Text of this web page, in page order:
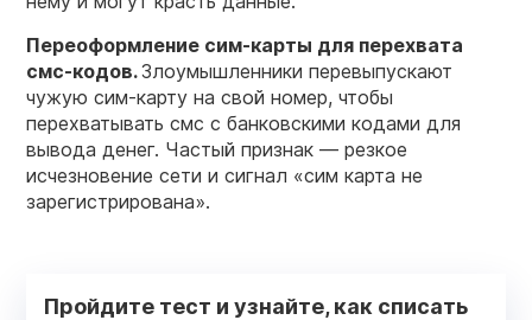
Переоформление сим-карты для перехвата
смс-кодов.Злоумышленники перевыпускают
чужую сим-карту на свой номер, чтобы
перехватывать смс с банковскими кодами для
вывода денег. Частый признак — резкое
исчезновение сети и сигнал «сим карта не
зарегистрирована».
Пройдите тест и узнайте, как списать